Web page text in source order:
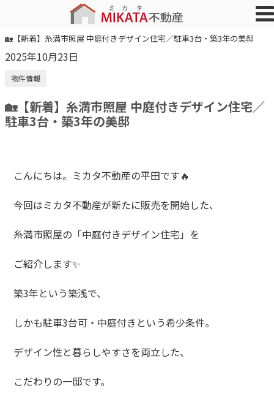
🏡【新着】糸満市照屋 中庭付きデザイン住宅／駐車3台・築3年の美邸
2025年10月23日
物件情報
🏡【新着】糸満市照屋 中庭付きデザイン住宅／
駐車3台・築3年の美邸
こんにちは。ミカタ不動産の平田です🔥
今回はミカタ不動産が新たに販売を開始した、
糸満市照屋の「中庭付きデザイン住宅」を
ご紹介します✨
築3年という築浅で、
しかも駐車3台可・中庭付きという希少条件。
デザイン性と暮らしやすさを両立した、
こだわりの一邸です。